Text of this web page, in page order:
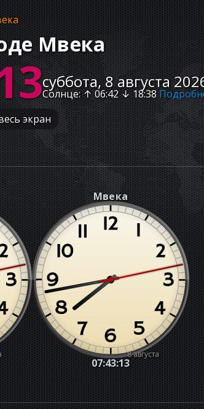
Мвека
суббота, 8 августа
Солнце: ↑06:42↓18:38
экран
Мвека
07:43:14
8 августа